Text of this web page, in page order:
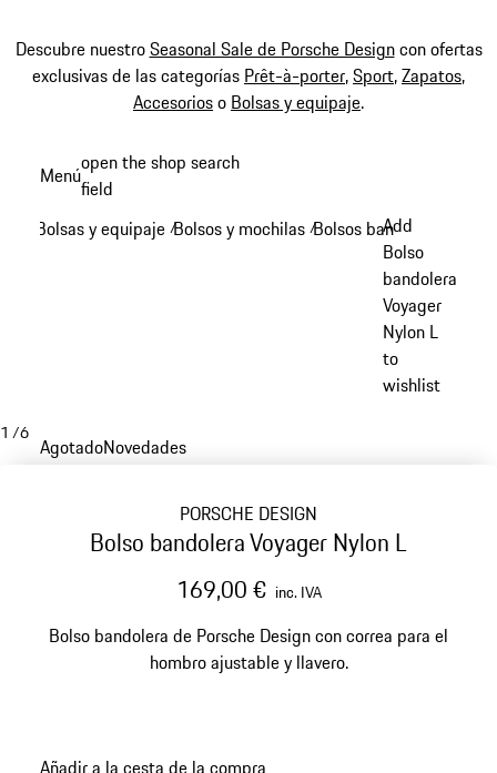
Descubre nuestroSeasonal Sale de Porsche Designcon ofertas
exclusivas de las categorías Prêt-à-porter,Sport,Zapatos,
Accesorioso Bolsas y equipaje.
principal
Menúopen the shop search
field
Bolsas y equipaje /Bolsos y mochilas /Bolsos bandolera
Add
Bolso
bandolera
Voyager
Nylon L
to
wishlist
1 /6
AgotadoNovedades
PORSCHE DESIGN
Bolso bandolera Voyager Nylon L
169,00 € inc. IVA
Bolso bandolera de Porsche Design con correa para el
hombro ajustable y llavero.
Añadir a la cesta de la compra